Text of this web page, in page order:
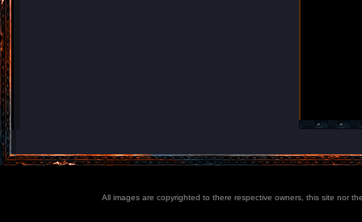
All images are copyrighted to there respective owners, this site nor